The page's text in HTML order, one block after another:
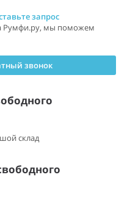
запрос
Румфи.ру, мы поможем
звонок
склад